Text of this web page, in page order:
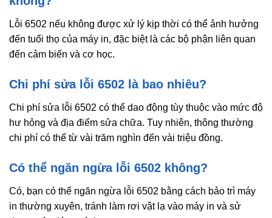
Lỗi 6502 nếu không được xử lý kịp thời có thể ảnh hưởng
đến tuổi thọ của máy in, đặc biệt là các bộ phận liên quan
đến cảm biến và cơ học.
Chi phí sửa lỗi 6502 là bao nhiêu?
Chi phí sửa lỗi 6502 có thể dao động tùy thuộc vào mức độ
hư hỏng và địa điểm sửa chữa. Tuy nhiên, thông thường
chi phí có thể từ vài trăm nghìn đến vài triệu đồng.
Có thể ngăn ngừa lỗi 6502 không?
Có, bạn có thể ngăn ngừa lỗi 6502 bằng cách bảo trì máy
in thường xuyên, tránh làm rơi vật lạ vào máy in và sử